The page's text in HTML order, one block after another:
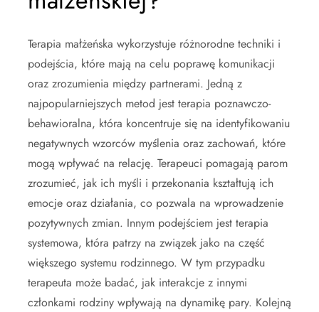
Terapia małżeńska wykorzystuje różnorodne techniki i
podejścia, które mają na celu poprawę komunikacji
oraz zrozumienia między partnerami. Jedną z
najpopularniejszych metod jest terapia poznawczo-
behawioralna, która koncentruje się na identyfikowaniu
negatywnych wzorców myślenia oraz zachowań, które
mogą wpływać na relację. Terapeuci pomagają parom
zrozumieć, jak ich myśli i przekonania kształtują ich
emocje oraz działania, co pozwala na wprowadzenie
pozytywnych zmian. Innym podejściem jest terapia
systemowa, która patrzy na związek jako na część
większego systemu rodzinnego. W tym przypadku
terapeuta może badać, jak interakcje z innymi
członkami rodziny wpływają na dynamikę pary. Kolejną